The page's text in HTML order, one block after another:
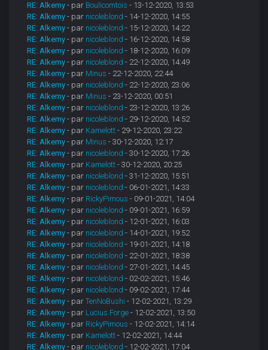
RE: Alkemy - par Boulicomtois - 13-12-2020, 13:53
RE: Alkemy - par nicoleblond - 14-12-2020, 14:55
RE: Alkemy - par nicoleblond - 15-12-2020, 14:22
RE: Alkemy - par nicoleblond - 16-12-2020, 14:58
RE: Alkemy - par nicoleblond - 18-12-2020, 16:09
RE: Alkemy - par nicoleblond - 22-12-2020, 14:49
RE: Alkemy - par Minus - 22-12-2020, 22:44
RE: Alkemy - par nicoleblond - 22-12-2020, 23:06
RE: Alkemy - par Minus - 23-12-2020, 00:51
RE: Alkemy - par nicoleblond - 23-12-2020, 13:26
RE: Alkemy - par nicoleblond - 29-12-2020, 14:52
RE: Alkemy - par Kamelott - 29-12-2020, 23:22
RE: Alkemy - par Minus - 30-12-2020, 12:17
RE: Alkemy - par nicoleblond - 30-12-2020, 17:26
RE: Alkemy - par Kamelott - 30-12-2020, 20:25
RE: Alkemy - par nicoleblond - 31-12-2020, 15:51
RE: Alkemy - par nicoleblond - 06-01-2021, 14:33
RE: Alkemy - par RickyPimous - 09-01-2021, 14:04
RE: Alkemy - par nicoleblond - 09-01-2021, 16:59
RE: Alkemy - par nicoleblond - 12-01-2021, 16:03
RE: Alkemy - par nicoleblond - 14-01-2021, 19:52
RE: Alkemy - par nicoleblond - 19-01-2021, 14:18
RE: Alkemy - par nicoleblond - 22-01-2021, 18:38
RE: Alkemy - par nicoleblond - 27-01-2021, 14:45
RE: Alkemy - par nicoleblond - 02-02-2021, 15:46
RE: Alkemy - par nicoleblond - 09-02-2021, 17:44
RE: Alkemy - parTenNoBushi - 12-02-2021, 13:29
RE: Alkemy - par Lucius Forge - 12-02-2021, 13:50
RE: Alkemy - par RickyPimous - 12-02-2021, 14:14
RE: Alkemy - par Kamelott - 12-02-2021, 14:44
RE: Alkemy - par nicoleblond - 12-02-2021, 17:04